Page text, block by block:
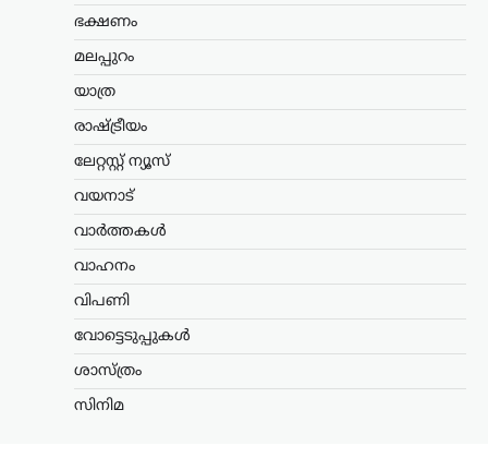
ഭക്ഷണം
മലപ്പുറം
യാത്ര
രാഷ്ട്രീയം
ലേറ്റസ്റ്റ് ന്യൂസ്
വയനാട്
വാർത്തകൾ
വാഹനം
വിപണി
വോട്ടെടുപ്പുകൾ
ശാസ്ത്രം
സിനിമ
വികസിപ്പിക്കാനുള്ള സാധ്യത റഷ്യ
ഉപപ്രധാനമന്ത്രി മറാട്ട് ഖുസ്നുലിൻ.
കേരളം,ട്രെൻഡിംഗ്,തിരുവനന്തപുരം,
രാഷ്ട്രീയം
കൊള്ളയ്ക്ക് കേന്ദ്രം
കൂട്ടുനിൽക്കുന്നു;
ന്യൂസ് ഡെസ്ക്